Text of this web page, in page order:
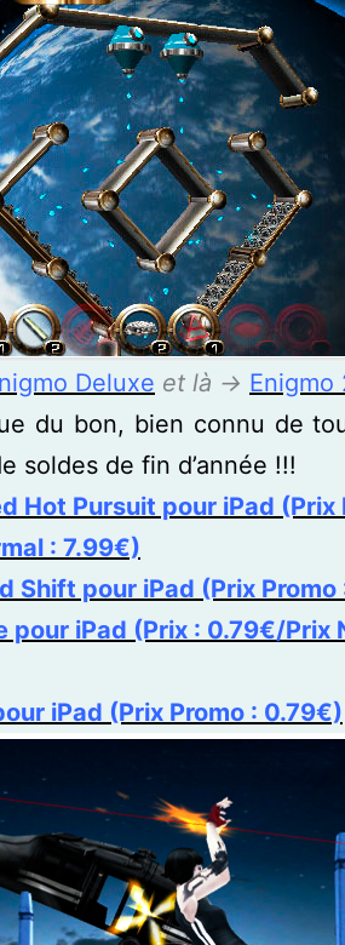
Deluxe et là -> Enigmo
du bon, bien connu de
soldes de fin d’année !!!
Hot Pursuit pour iPad (Prix
: 7.99€)
Shift pour iPad (Prix Promo
pour iPad (Prix : 0.79€/Prix
iPad (Prix Promo : 0.79€)